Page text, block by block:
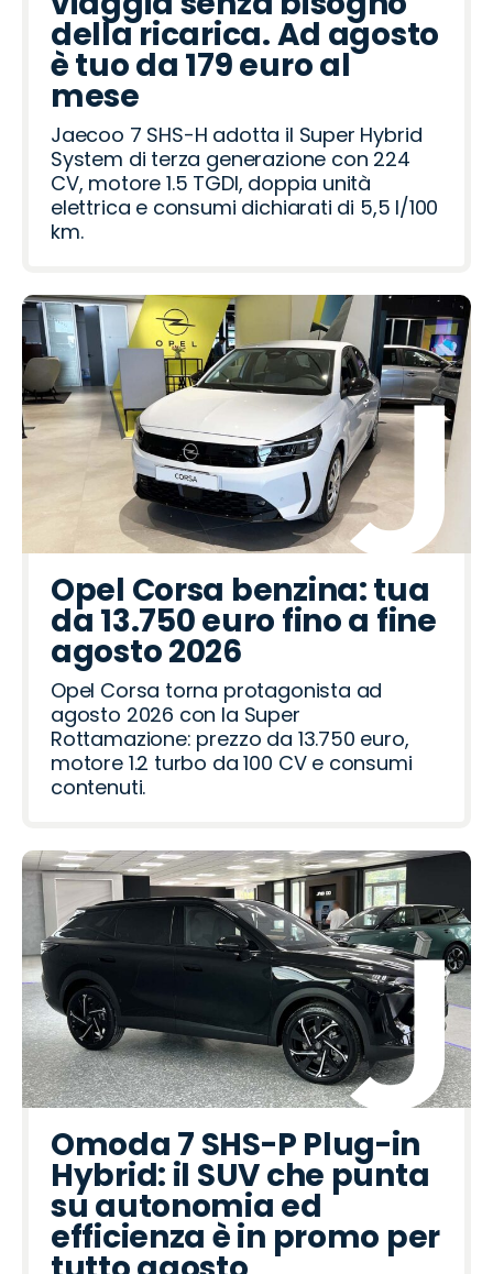
della ricarica. Ad agosto
è tuo da 179 euro al
mese
Jaecoo 7 SHS-H adotta il Super Hybrid
System di terza generazione con 224
CV, motore 1.5 TGDI, doppia unità
elettrica e consumi dichiarati di 5,5 l/100
km.
Opel Corsa benzina: tua
da 13.750 euro fino a fine
agosto 2026
Opel Corsa torna protagonista ad
agosto 2026 con la Super
Rottamazione: prezzo da 13.750 euro,
motore 1.2 turbo da 100 CV e consumi
contenuti.
Omoda 7 SHS-P Plug-in
Hybrid: il SUV che punta
su autonomia ed
efficienza è in promo per